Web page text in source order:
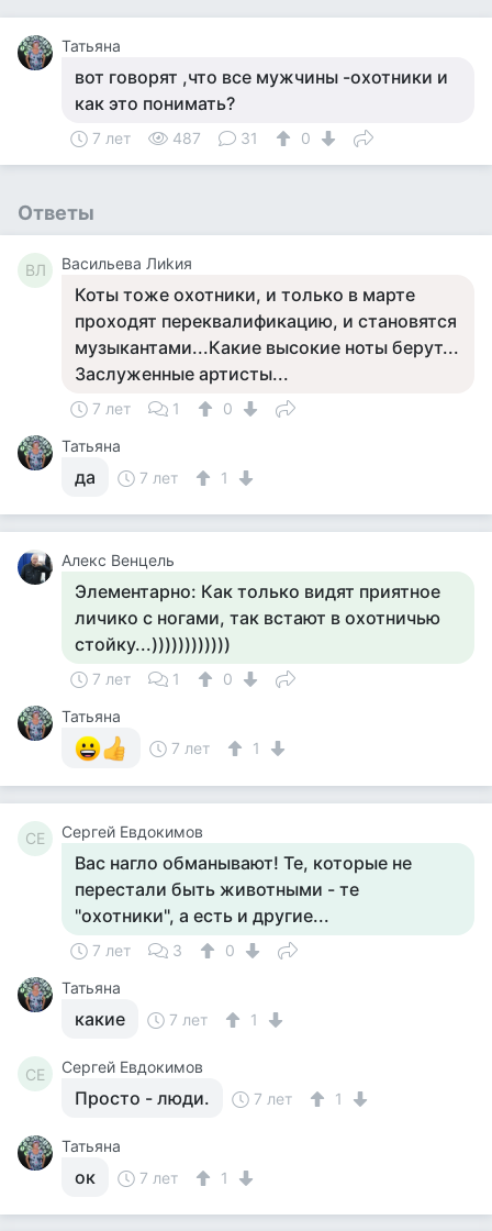
Татьяна
вот говорят ,что все мужчины -охотники и
как это понимать?
7 лет 487 31 0
Ответы
ВЛ Васильева Лиkия
Коты тоже охотники, и только в марте
проходят переквалификацию, и становятся
музыкантами...Какие высокие ноты берут...
Заслуженные артисты...
7 лет 1
0
Татьяна
да 7 лет 1
Алекс Венцель
Элементарно: Как только видят приятное
личико с ногами, так встают в охотничью
стойку...))))))))))))
7 лет 1
0
Татьяна
7 лет
1
СЕ Сергей Евдокимов
Вас нагло обманывают! Те, которые не
перестали быть животными - те
"охотники", а есть и другие...
7 лет 3
0
Татьяна
какие 7 лет 1
СЕ Сергей Евдокимов
Просто - люди. 7 лет 1
Татьяна
ок 7 лет 1